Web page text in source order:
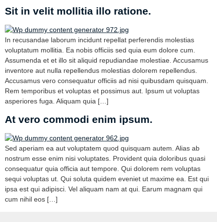
Sit in velit mollitia illo ratione.
In recusandae laborum incidunt repellat perferendis molestias
voluptatum mollitia. Ea nobis officiis sed quia eum dolore cum.
Assumenda et et illo sit aliquid repudiandae molestiae. Accusamus
inventore aut nulla repellendus molestias dolorem repellendus.
Accusamus vero consequatur officiis ad nisi quibusdam quisquam.
Rem temporibus et voluptas et possimus aut. Ipsum ut voluptas
asperiores fuga. Aliquam quia […]
At vero commodi enim ipsum.
Sed aperiam ea aut voluptatem quod quisquam autem. Alias ab
nostrum esse enim nisi voluptates. Provident quia doloribus quasi
consequatur quia officia aut tempore. Qui dolorem rem voluptas
sequi voluptas ut. Qui soluta quidem eveniet ut maxime ea. Est qui
ipsa est qui adipisci. Vel aliquam nam at qui. Earum magnam qui
cum nihil eos […]